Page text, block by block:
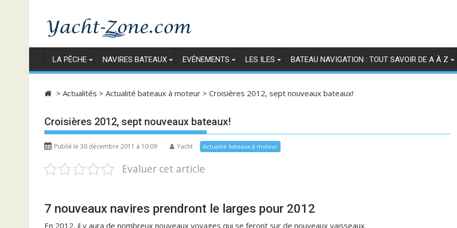
content
LA PÊCHE NAVIRES BATEAUX EVÉNEMENTS LES ILES BATEAU NAVIGATION : TOUT SAVOIR DE A À Z
> Actualités > Actualité bateaux à moteur > Croisières 2012, sept nouveaux bateaux!
Croisières 2012, sept nouveaux bateaux!
Publié le 30 décembre 2011 à 10:09 Yacht Actualité bateaux à moteur
Evaluer cet article
7 nouveaux navires prendront le larges pour 2012
En 2012, il y aura de nombreux nouveaux voyages qui se feront sur de nouveaux vaisseaux.